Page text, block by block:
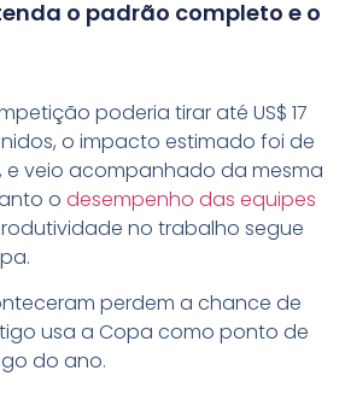
o padrão completo e o
poderia tirar até US$ 17
o impacto estimado foi de
e veio acompanhado da mesma
o desempenho das equipes
no trabalho segue
perdem a chance de
usa a Copa como ponto de
do ano.